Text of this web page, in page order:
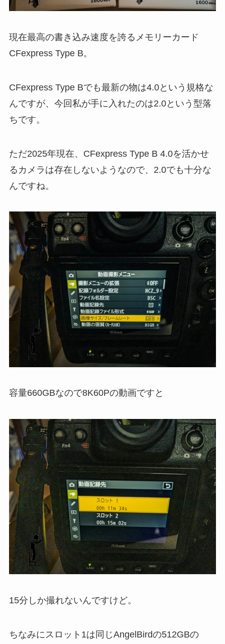
現在最高の書き込み速度を誇るメモリーカード
CFexpress Type B。
CFexpress Type Bでも最新の物は4.0という規格な
んですが、今回私が手に入れたのは2.0という型落
ちです。
ただ2025年現在、CFexpress Type B 4.0を活かせ
るカメラは存在しないようなので、2.0でも十分な
んですね。
容量660GBなので8K60Pの動画ですと
15分しか撮れないんですけど。
ちなみにスロット1は同じAngelBirdの512GBの